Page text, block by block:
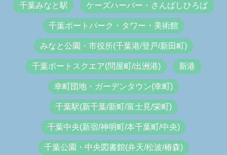
千葉みなと駅 ケーズハーバー・さんばしひろば
千葉ポートパーク・タワー・美術館
みなと公園・市役所(千葉港/登戸/新田町)
千葉ポートスクエア(問屋町/出洲港) 新港
幸町団地・ガーデンタウン(幸町)
千葉駅(新千葉/新町/富士見/栄町)
千葉中央(新宿/神明町/本千葉町/中央)
千葉公園・中央図書館(弁天/松波/椿森)